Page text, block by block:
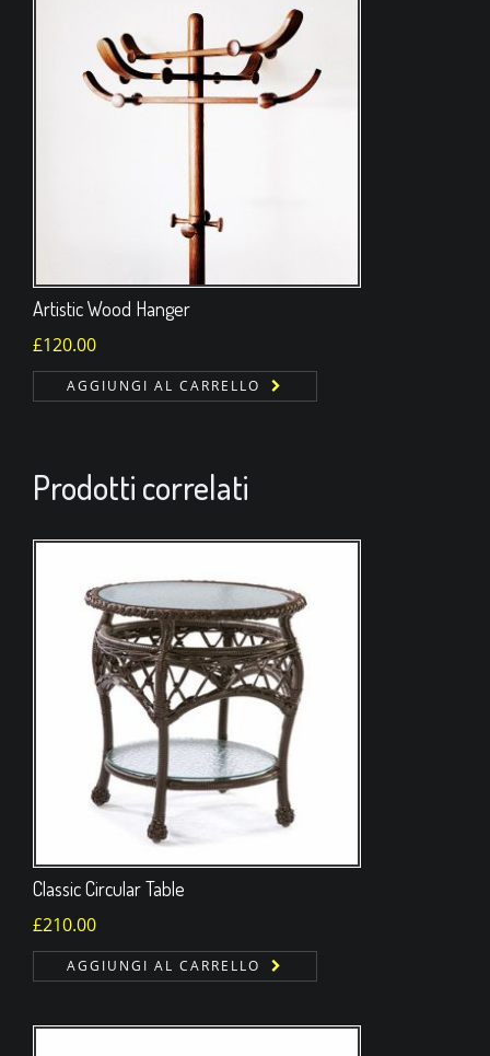
Artistic Wood Hanger
£120.00
AGGIUNGI AL CARRELLO
Prodotti correlati
Classic Circular Table
£210.00
AGGIUNGI AL CARRELLO